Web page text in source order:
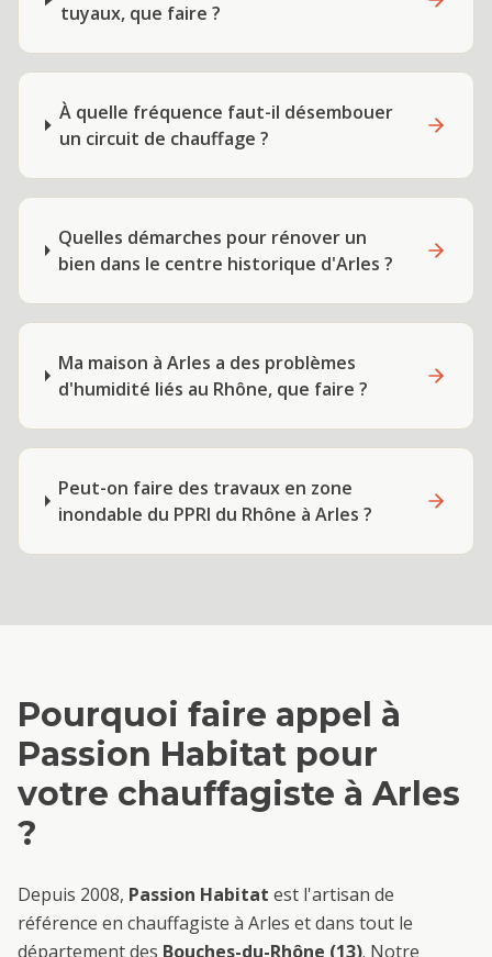
tuyaux, que faire ?
À quelle fréquence faut-il désembouer
un circuit de chauffage ?
Quelles démarches pour rénover un
bien dans le centre historique d'Arles ?
Ma maison à Arles a des problèmes
d'humidité liés au Rhône, que faire ?
Peut-on faire des travaux en zone
inondable du PPRI du Rhône à Arles ?
Pourquoi faire appel à
Passion Habitat pour
votre chauffagiste à Arles
?
Depuis 2008, Passion Habitat est l'artisan de
référence en chauffagiste à Arles et dans tout le
département des Bouches-du-Rhône (13). Notre